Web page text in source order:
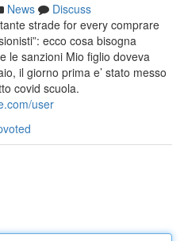
News
Discuss
strade for every comprare
ecco cosa bisogna
le sanzioni Mio figlio doveva
il giorno prima e’ stato messo
covid scuola.
user